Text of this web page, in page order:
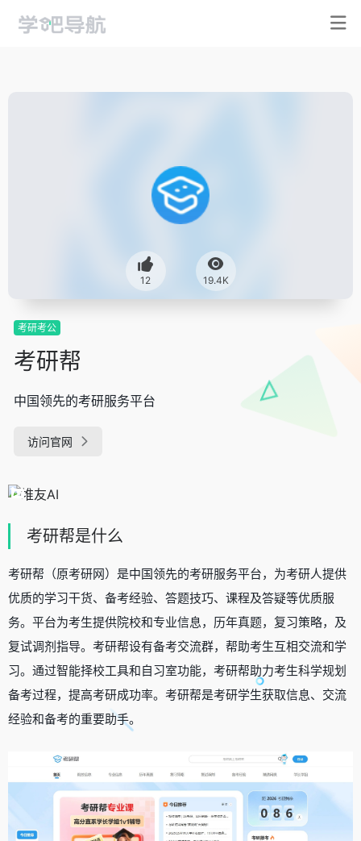
12 19.4K
考研考公
考研帮
中国领先的考研服务平台
访问官网
考研帮是什么
考研帮（原考研网）是中国领先的考研服务平台，为考研人提供
优质的学习干货、备考经验、答题技巧、课程及答疑等优质服
务。平台为考生提供院校和专业信息，历年真题，复习策略，及
复试调剂指导。考研帮设有备考交流群，帮助考生互相交流和学
习。通过智能择校工具和自习室功能，考研帮助力考生科学规划
备考过程，提高考研成功率。考研帮是考研学生获取信息、交流
经验和备考的重要助手。